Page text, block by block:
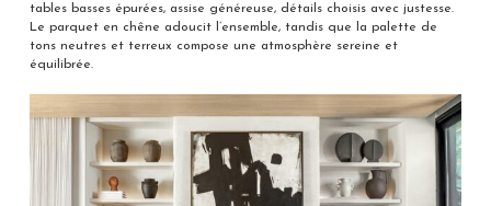
tables basses épurées, assise généreuse, détails choisis avec justesse.
Le parquet en chêne adoucit l’ensemble, tandis que la palette de
tons neutres et terreux compose une atmosphère sereine et
équilibrée.